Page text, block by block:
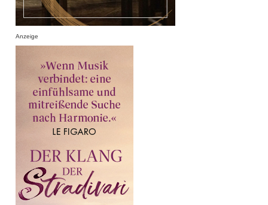
Anzeige